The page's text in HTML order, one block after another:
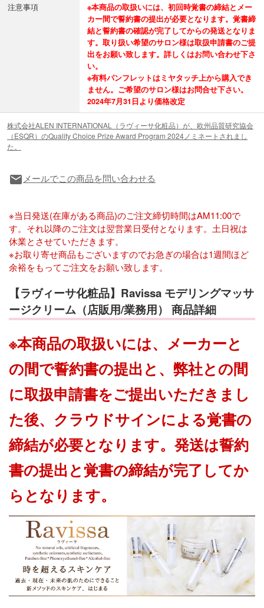
注意事項
※本商品の取扱いには、初回時覚書の締結とメー
カー間で誓約書の提出が必要となります。覚書締
結と誓約書の確認が完了してからの発送となりま
す。取り扱い希望のサロン様は取扱申請書のご提
出をお願い致します。詳しくはお問い合わせ下さ
い。
※有料パンフレットはミヤタッチ上から購入でき
ません。ご希望のサロン様はお問合せ下さい。
2024年7月31日より価格改定
株式会社ALEN INTERNATIONAL（ラヴィーサ化粧品）が、欧州品質研究協会
（ESQR）のQuality Choice Prize Award Program 2024ノミネートされまし
た。
local_post_officeメールでこの商品を問い合わせる
※当日発送(在庫がある商品)のご注文締切時間はAM11:00で
す。それ以降のご注文は翌営業日受付となります。土日祝は
休業とさせていただきます。
※お取り寄せ商品もございますのでお急ぎの場合は1週間ほど
余裕をもってご注文をお願い致します。
【ラヴィーサ化粧品】Ravissa モデリングマッサ
ージクリーム（店販用/業務用） 商品詳細
※本商品の取扱いには、メーカーと
の間で誓約書の提出と、弊社との間
に取扱申請書をご提出いただきまし
た後、クラウドサインによる覚書の
締結が必要となります。発送は誓約
書の提出と覚書の締結が完了してか
らとなります。